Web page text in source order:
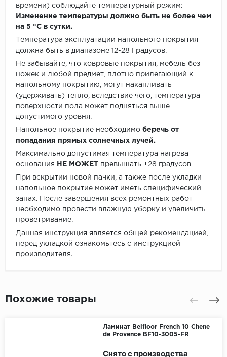
времени) соблюдайте температурный режим:
Изменение температуры должно быть не более чем
на 5 °C в сутки.
Температура эксплуатации напольного покрытия
должна быть в диапазоне 12-28 Градусов.
Не забывайте, что ковровые покрытия, мебель без
ножек и любой предмет, плотно прилегающий к
напольному покрытию, могут накапливать
(удерживать) тепло, вследствие чего, температура
поверхности пола может подняться выше
допустимого уровня.
Напольное покрытие необходимо беречь от
попадания прямых солнечных лучей.
Максимально допустимая температура нагрева
основания
НЕ МОЖЕТ превышать +28 градусов
При вскрытии новой пачки, а также после укладки
напольное покрытие может иметь специфический
запах. После завершения всех ремонтных работ
необходимо провести влажную уборку и увеличить
проветривание.
Данная инструкция является общей рекомендацией,
перед укладкой ознакомьтесь с инструкцией
производителя.
Похожие товары
Ламинат Belfloor French 10 Chene
de Provence BF10-3005-FR
Снято с производства